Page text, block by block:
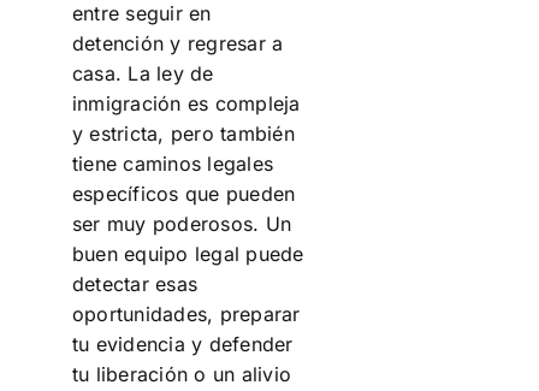
entre seguir en
detención y regresar a
casa. La ley de
inmigración es compleja
y estricta, pero también
tiene caminos legales
específicos que pueden
ser muy poderosos. Un
buen equipo legal puede
detectar esas
oportunidades, preparar
tu evidencia y defender
tu liberación o un alivio